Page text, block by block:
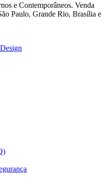
e Contemporâneos. Venda
Paulo, Grande Rio, Brasília e